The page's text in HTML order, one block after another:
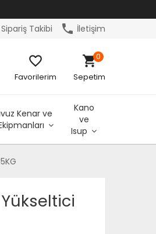
Sipariş Takibi phone İletişim
favorite_border
Favorilerim
shopping_cart
Sepetim
0
Kenar ve
Kano
ve
Isup